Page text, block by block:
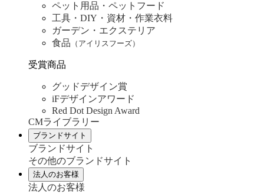
ペット用品・ペットフード
工具・DIY・資材・作業衣料
ガーデン・エクステリア
食品 （アイリスフーズ）
受賞商品
グッドデザイン賞
iFデザインアワード
Red Dot Design Award
CMライブラリー
ブランドサイト
ブランドサイト
その他のブランドサイト
法人のお客様
法人のお客様